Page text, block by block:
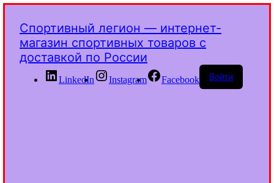
Спортивный легион — интернет-
магазин спортивных товаров с
доставкой по России
LinkedIn Instagram Facebook Войти